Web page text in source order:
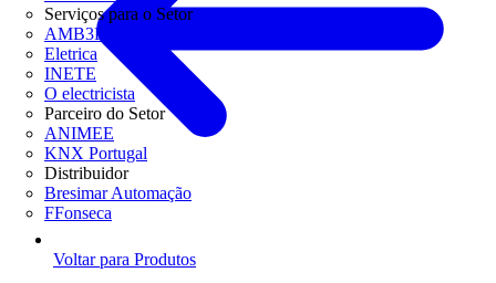
Serviços para o Setor
AMB3E
Eletrica
INETE
O electricista
Parceiro do Setor
ANIMEE
KNX Portugal
Distribuidor
Bresimar Automação
FFonseca
Voltar para Produtos